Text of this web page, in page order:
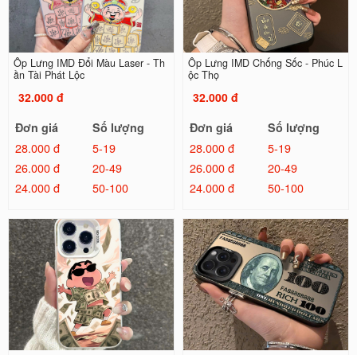
Ốp Lưng IMD Đổi Màu Laser - Th
ần Tài Phát Lộc
32.000 đ
Đơn giá
Số lượng
28.000 đ
5-19
26.000 đ
20-49
24.000 đ
50-100
Ốp Lưng IMD Chống Sốc - Phúc L
ộc Thọ
32.000 đ
Đơn giá
Số lượng
28.000 đ
5-19
26.000 đ
20-49
24.000 đ
50-100